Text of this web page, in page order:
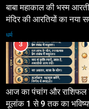
बाबा महाकाल की भस्म
मंदिर की आरतियों का नया
धर्म
3
आज का पंचांग और राशिफल
मूलांक 1 से 9 तक का